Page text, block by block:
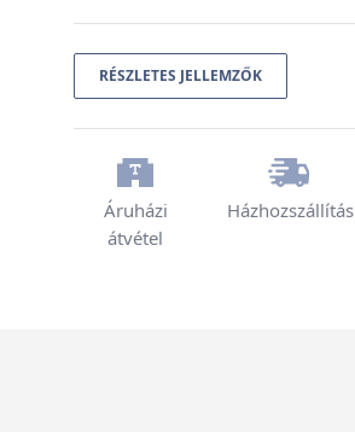
RÉSZLETES JELLEMZŐK
Áruházi
átvétel
Házhozszállítás